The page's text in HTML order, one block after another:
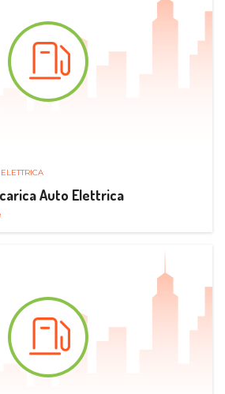
Auto Elettrica